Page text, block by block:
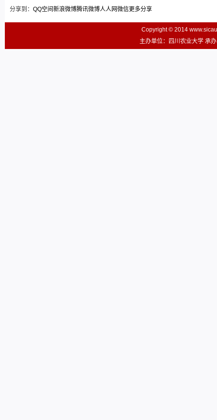
分享到： QQ空间 新浪微博腾讯微博人人网微信更多分享
Copyright © 2014
主办单位：四川农业大学 承